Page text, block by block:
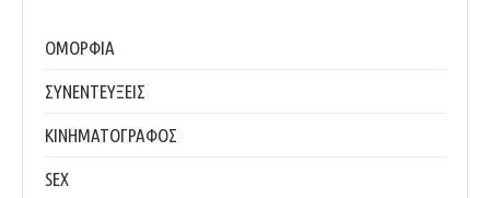
ΟΜΟΡΦΙΑ
ΣΥΝΕΝΤΕΥΞΕΙΣ
ΚΙΝΗΜΑΤΟΓΡΑΦΟΣ
SEX